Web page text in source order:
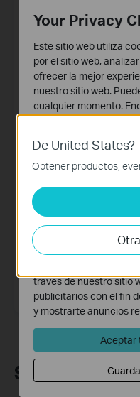
Empresa
Sector
He leído y acepto la
Suscripción
De United States?
Obtener productos,
Your Privacy
Este sitio web utiliza
por el sitio web,
ofrecer la mejor
nuestro sitio web.
cualquier momento.
Cookies Básicas
Estas cookies son
del sitio web y no
Cookies de Análisis y
Las cookies de
actividades en nuestro
adaptar la
través de nuestro sitio
publicitarios con el fin
y mostrarte anuncios
Aceptar